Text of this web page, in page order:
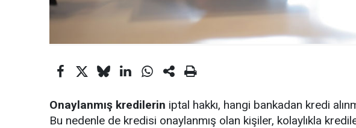
Onaylanmış kredilerin iptal hakkı, hangi bankadan kredi
Bu nedenle de kredisi onaylanmış olan kişiler, kolaylıkla